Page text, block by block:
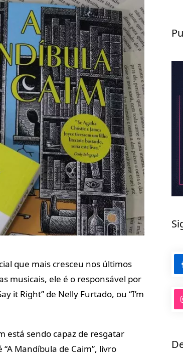
que mais cresceu nos últimos
musicais, ele é o responsável por
it Right” de Nelly Furtado, ou “I’m
está sendo capaz de resgatar
Mandíbula de Caim”, livro